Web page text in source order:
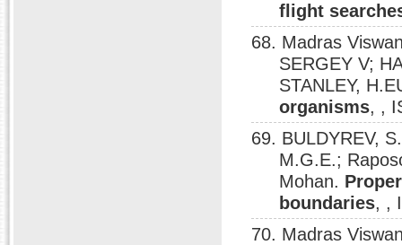
flight
68. Madras
SERGEY V;
STANLEY,
organisms, ,
69. BULDYREV,
M.G.E.;
Mohan.
boundaries, ,
70. Madras